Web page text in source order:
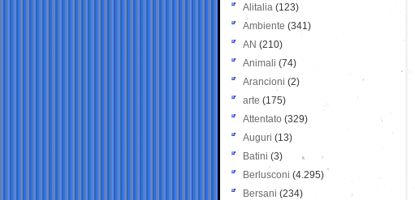
Alitalia (123)
Ambiente (341)
AN (210)
Animali (74)
Arancioni (2)
arte (175)
Attentato (329)
Auguri (13)
Batini (3)
Berlusconi (4.295)
Bersani (234)